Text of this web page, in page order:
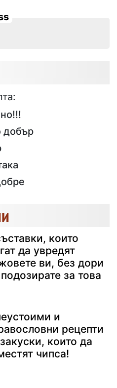
добър
които
да увредят
ви, без дори
за това
и
рецепти
които да
чипса!